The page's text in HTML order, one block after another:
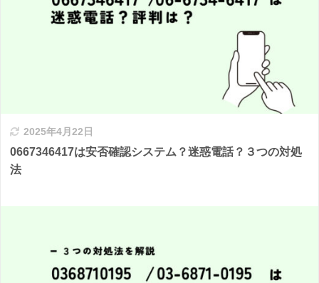
2025年4月22日
0667346417は安否確認システム？迷惑電話？３つの対処
法